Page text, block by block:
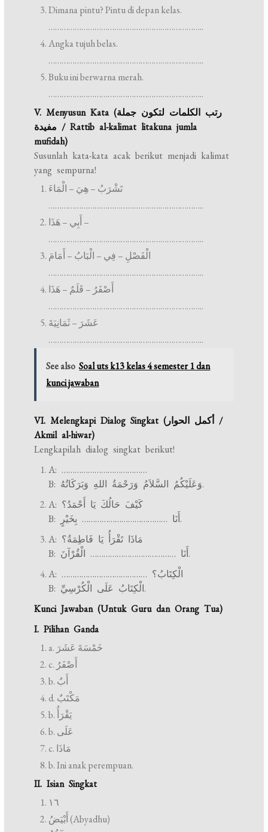
Dimana pintu? Pintu di depan kelas.
……………………………………………………………..
Angka tujuh belas.
……………………………………………………………..
Buku ini berwarna merah.
……………………………………………………………..
V. Menyusun Kata (رتب الكلمات لتكون جملة
مفيدة / Rattib al-kalimat litakuna jumla
mufidah)
Susunlah kata-kata acak berikut menjadi kalimat
yang sempurna!
تَشْرَبُ – هِيَ – الْمَاءَ
……………………………………………………………..
أَبِي – هَذَا –
……………………………………………………………..
الْفَصْلِ – فِي – الْبَابُ – أَمَامَ
……………………………………………………………..
أَصْفَرُ – قَلَمٌ – هَذَا
……………………………………………………………..
عَشَرَ – ثَمَانِيَةَ
……………………………………………………………..
See also Soal uts k13 kelas 4 semester 1 dan
kunci jawaban
VI. Melengkapi Dialog Singkat (أكمل الحوار /
Akmil al-hiwar)
Lengkapilah dialog singkat berikut!
A: …………………………………
B: وَعَلَيْكُمُ السَّلاَمُ وَرَحْمَةُ اللهِ وَبَرَكَاتُهُ.
A: كَيْفَ حَالُكَ يَا أَحْمَدُ؟
B: أَنَا ………………………………… بِخَيْرٍ.
A: مَاذَا تَقْرَأُ يَا فَاطِمَةُ؟
B: أَنَا ………………………………… الْقُرْآنَ.
A: ………………………………… الْكِتَابُ؟
B: الْكِتَابُ عَلَى الْكُرْسِيِّ.
Kunci Jawaban (Untuk Guru dan Orang Tua)
I. Pilihan Ganda
a. خَمْسَةَ عَشَرَ
c. أَصْفَرُ
b. أَبٌ
d. مَكْتَبٌ
b. يَقْرَأُ
b. عَلَى
c. مَاذَا
b. Ini anak perempuan.
II. Isian Singkat
١٦
أَبْيَضُ (Abyadhu)